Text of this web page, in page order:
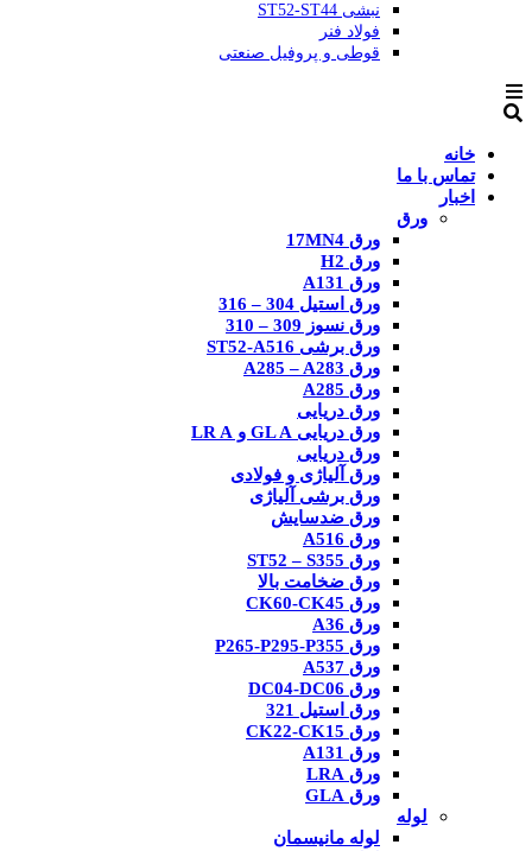
نبشی ST52-ST44
فولاد فنر
قوطی و پروفیل صنعتی
خانه
تماس با ما
اخبار
ورق
ورق 17MN4
ورق H2
ورق A131
ورق استیل 304 – 316
ورق نسوز 309 – 310
ورق برشی ST52-A516
ورق A285 – A283
ورق A285
ورق دریایی
ورق دریایی GL A و LR A
ورق دریایی
ورق آلیاژی و فولادی
ورق برشی آلیاژی
ورق ضدسایش
ورق A516
ورق ST52 – S355
ورق ضخامت بالا
ورق CK60-CK45
ورق A36
ورق P265-P295-P355
ورق A537
ورق DC04-DC06
ورق استیل 321
ورق CK22-CK15
ورق A131
ورق LRA
ورق GLA
لوله
لوله مانیسمان